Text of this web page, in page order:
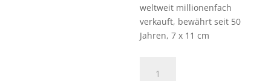
weltweit millionenfach
verkauft, bewährt seit 50
Jahren, 7 x 11 cm
Purpur